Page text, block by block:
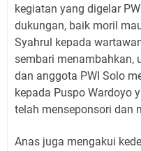
kegiatan yang digelar
dukungan, baik moril
Syahrul kepada
sembari menambahkan,
dan anggota PWI Solo
kepada Puspo Wardoyo
telah menseponsori dan
Anas juga mengakui